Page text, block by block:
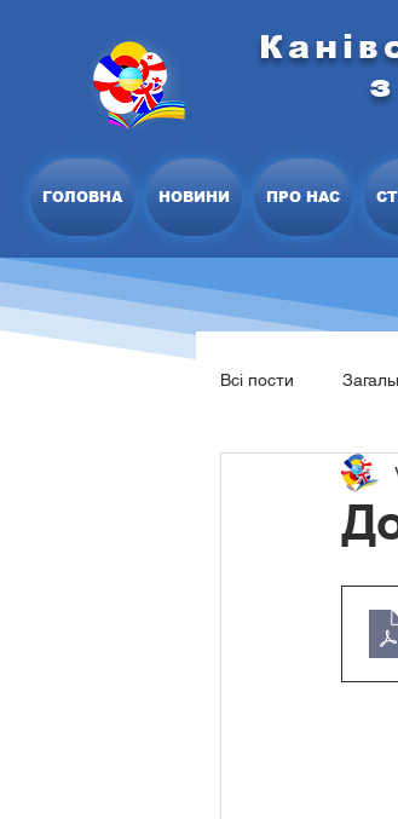
ГОЛОВНА НОВИНИ ПРО НАС
Всі пости
Освітня